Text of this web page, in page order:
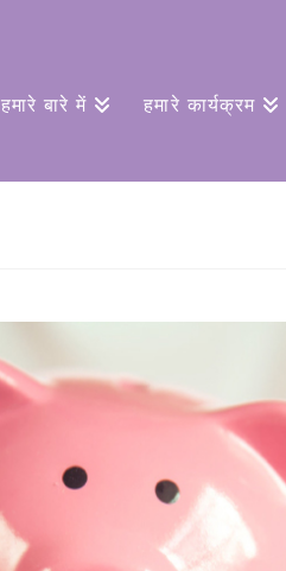
हमारे बारे में हमारे कार्यक्रम